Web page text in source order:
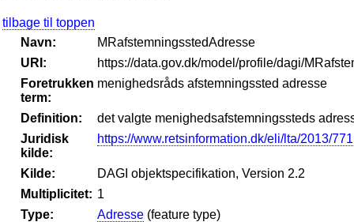
tilbage til toppen
Navn:
MRafstemningsstedAdresse
URI:
https://data.gov.dk/model/profile/dagi/
Foretrukken
term:
menighedsråds afstemningssted adresse
Definition:
det valgte menighedsafstemningssteds
Juridisk
kilde:
https://www.retsinformation.dk/eli/lta/2013/771
Kilde:
DAGI objektspecifikation, Version 2.2
Multiplicitet: 1
Type:
Adresse (feature type)